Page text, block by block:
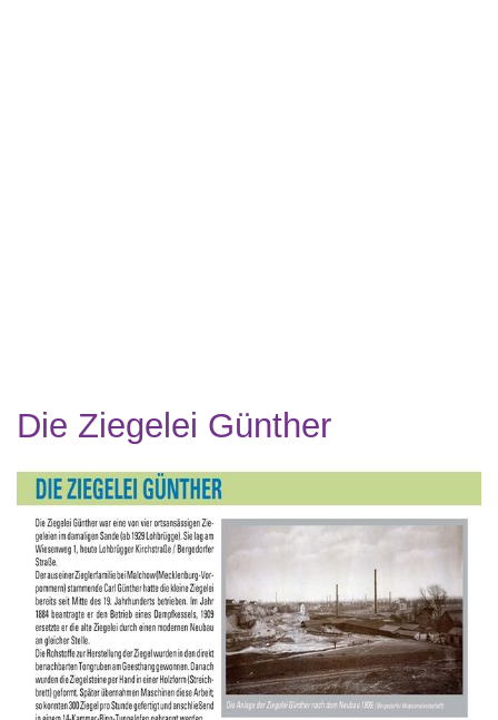
Die Ziegelei Günther